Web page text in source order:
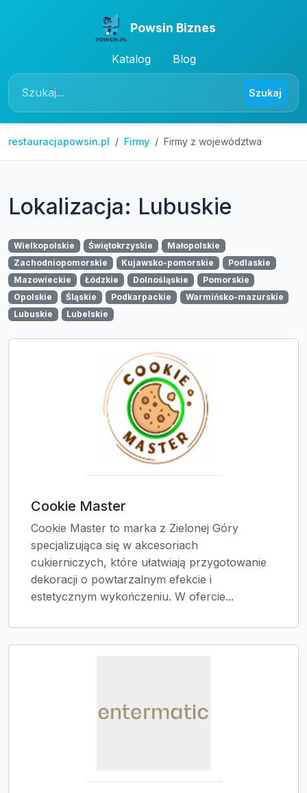
Powsin Biznes
Katalog Blog
Szukaj
restauracjapowsin.pl Firmy Firmy z województwa
Lokalizacja: Lubuskie
Wielkopolskie Świętokrzyskie
Małopolskie
Zachodniopomorskie
Kujawsko-pomorskie
Podlaskie
Mazowieckie
Łódzkie Dolnośląskie
Pomorskie
Opolskie
Śląskie Podkarpackie
Warmińsko-mazurskie
Lubuskie
Lubelskie
Cookie Master
Cookie Master to marka z Zielonej Góry
specjalizująca się w akcesoriach
cukierniczych, które ułatwiają przygotowanie
dekoracji o powtarzalnym efekcie i
estetycznym wykończeniu. W ofercie...